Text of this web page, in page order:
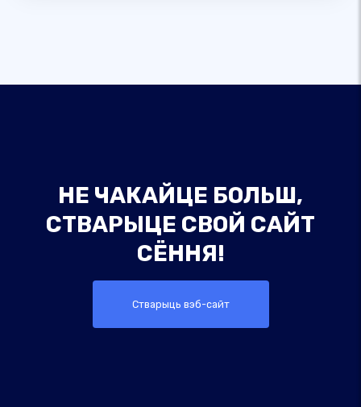
НЕ ЧАКАЙЦЕ БОЛЬШ,
СТВАРЫЦЕ СВОЙ САЙТ
СЁННЯ!
Стварыць вэб-сайт